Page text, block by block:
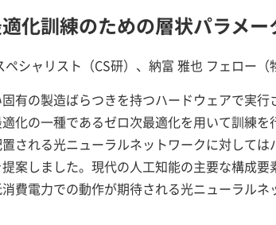
化訓練のための層状パラメー
シャリスト（CS研）、納富 雅也 フェロー（
有の製造ばらつきを持つハードウェアで実
化の一種であるゼロ次最適化を用いて訓練
される光ニューラルネットワークに対して
案しました。現代の人工知能の主要な構成
費電力での動作が期待される光ニューラル